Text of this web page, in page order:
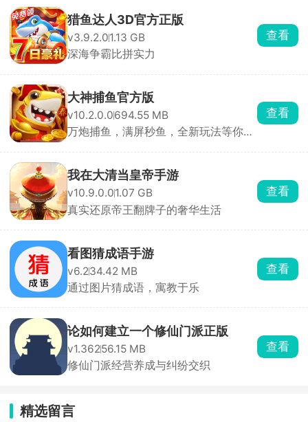
猎鱼达人3D官方正版
v3.9.2.01.13 GB
深海争霸比拼实力
查看
大神捕鱼官方版
v10.2.0.0694.55 MB
万炮捕鱼，满屏秒鱼，全新玩法等你轻
查看
我在大清当皇帝手游
v10.9.0.01.07 GB
真实还原帝王翻牌子的奢华生活
查看
看图猜成语手游
v6.234.42 MB
通过图片猜成语，寓教于乐
查看
论如何建立一个修仙门派正版
v1.36256.15 MB
修仙门派经营养成与纠纷交织
查看
精选留言